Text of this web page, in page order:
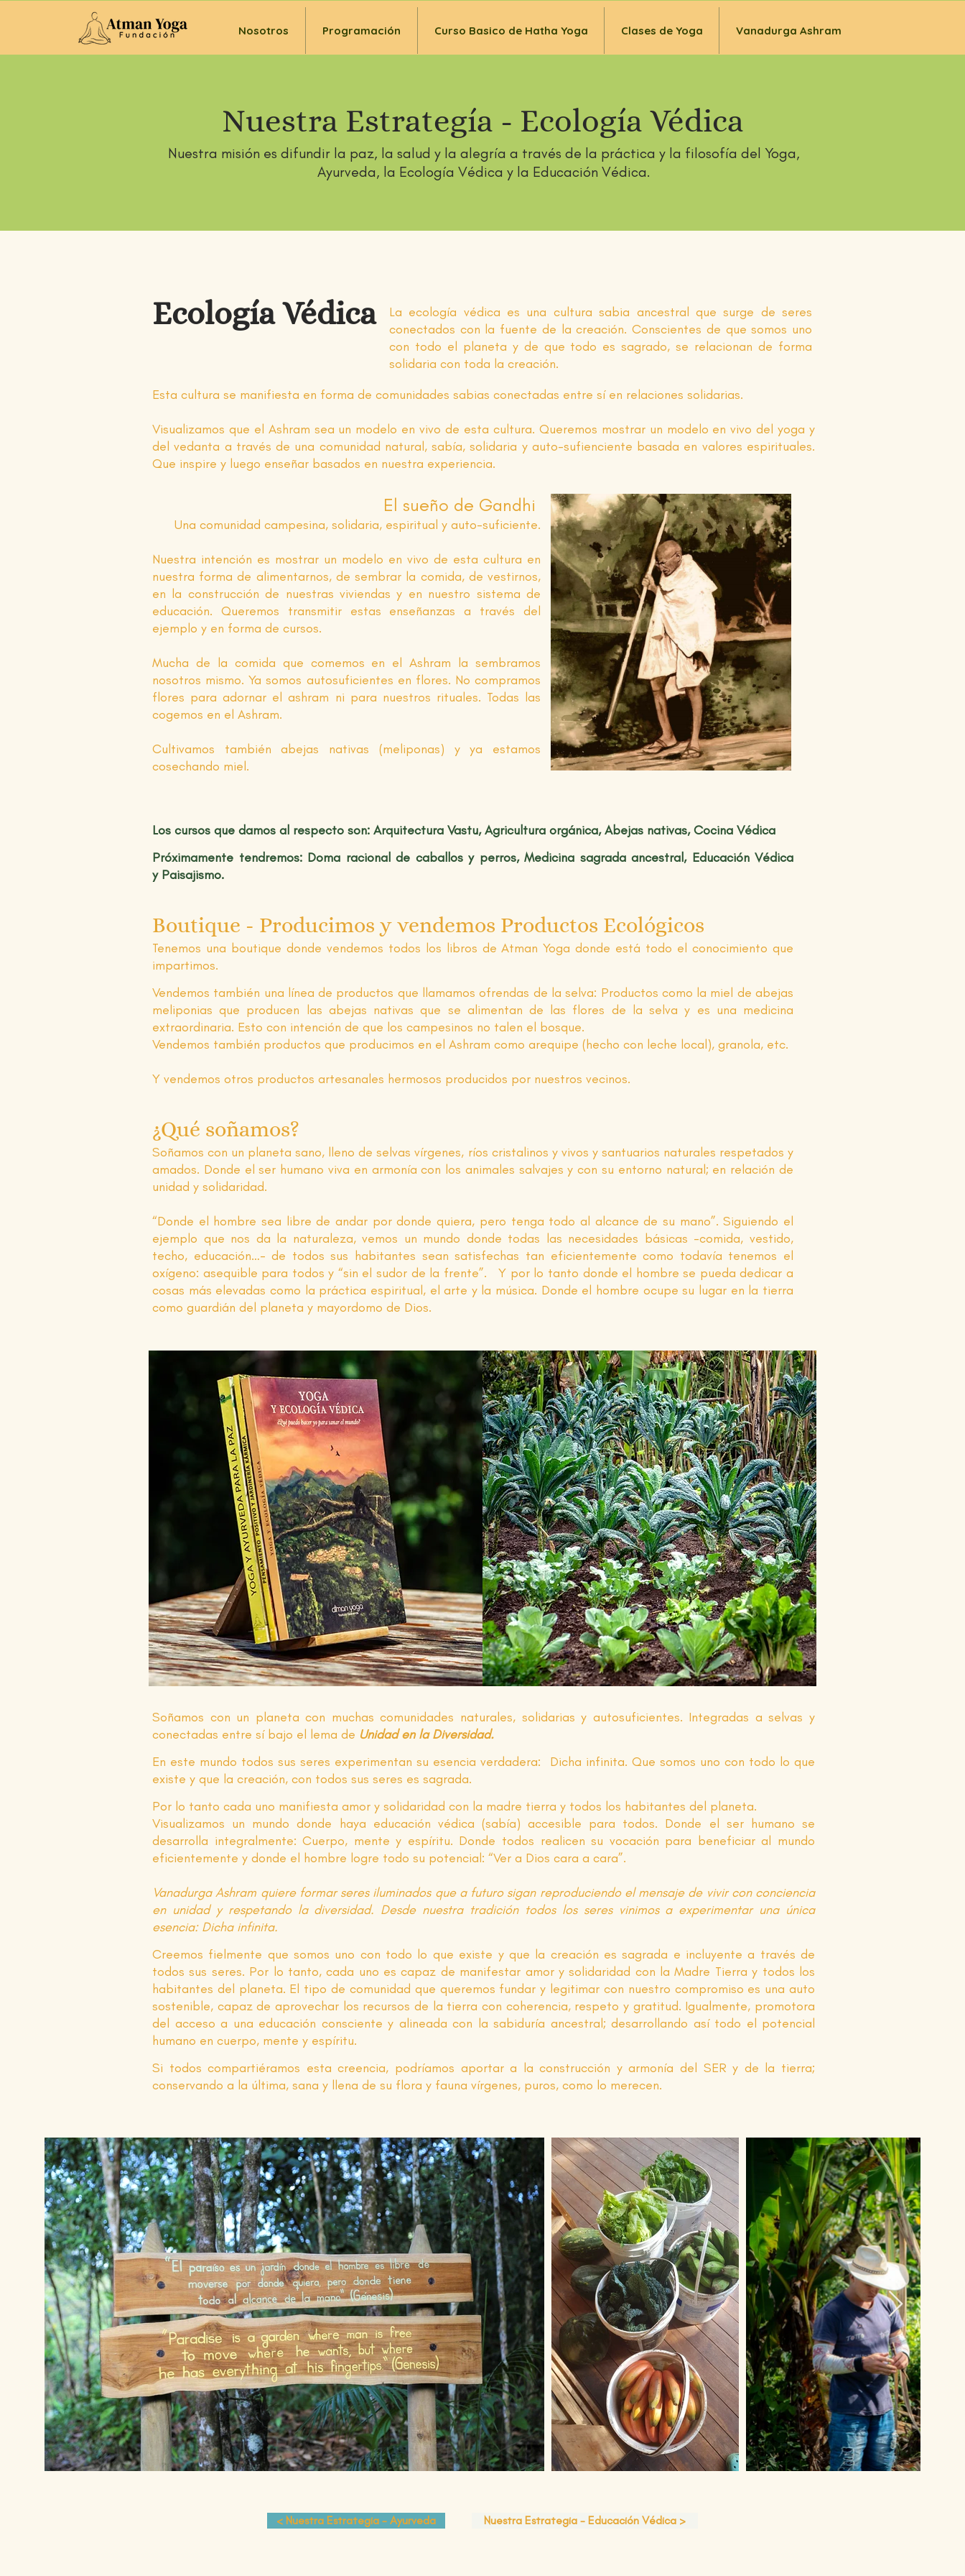
Nosotros Programación Curso Basico de Hatha Yoga Clases de Yoga Vanadurga Ashram
Nuestra Estrategía - Ecología Védica
Nuestra misión es difundir la paz, la salud y la alegría a través de la práctica y la filosofía del Yoga,
Ayurveda, la Ecología Védica y la Educación Védica.
Ecología Védica
La ecología védica es una cultura sabia ancestral que surge de seres
conectados con la fuente de la creación. Conscientes de que somos uno
con todo el planeta y de que todo es sagrado, se relacionan de forma
solidaria con toda la creación.
Esta cultura se manifiesta en forma de comunidades sabias conectadas entre sí en relaciones solidarias.
Visualizamos que el Ashram sea un modelo en vivo de esta cultura. Queremos mostrar un modelo en vivo del yoga y
del vedanta a través de una comunidad natural, sabía, solidaria y auto-sufienciente basada en valores espirituales.
Que inspire y luego enseñar basados en nuestra experiencia.
El sueño de Gandhi
Una comunidad campesina, solidaria, espiritual y auto-suficiente.
Nuestra intención es mostrar un modelo en vivo de esta cultura en
nuestra forma de alimentarnos, de sembrar la comida, de vestirnos,
en la construcción de nuestras viviendas y en nuestro sistema de
educación. Queremos transmitir estas enseñanzas a través del
ejemplo y en forma de cursos.
Mucha de la comida que comemos en el Ashram la sembramos
nosotros mismo. Ya somos autosuficientes en flores. No compramos
flores para adornar el ashram ni para nuestros rituales. Todas las
cogemos en el Ashram.
Cultivamos también abejas nativas (meliponas) y ya estamos
cosechando miel.
Los cursos que damos al respecto son: Arquitectura Vastu, Agricultura orgánica, Abejas nativas, Cocina Védica
Próximamente tendremos: Doma racional de caballos y perros, Medicina sagrada ancestral, Educación Védica
y Paisajismo.
Boutique - Producimos y vendemos Productos Ecológicos
Tenemos una boutique donde vendemos todos los libros de Atman Yoga donde está todo el conocimiento que
impartimos.
Vendemos también una línea de productos que llamamos ofrendas de la selva: Productos como la miel de abejas
meliponias que producen las abejas nativas que se alimentan de las flores de la selva y es una medicina
extraordinaria. Esto con intención de que los campesinos no talen el bosque.
Vendemos también productos que producimos en el Ashram como arequipe (hecho con leche local), granola, etc.
Y vendemos otros productos artesanales hermosos producidos por nuestros vecinos.
¿Qué soñamos?
Soñamos con un planeta sano, lleno de selvas vírgenes, ríos cristalinos y vivos y santuarios naturales respetados y
amados. Donde el ser humano viva en armonía con los animales salvajes y con su entorno natural; en relación de
unidad y solidaridad.
“Donde el hombre sea libre de andar por donde quiera, pero tenga todo al alcance de su mano”. Siguiendo el
ejemplo que nos da la naturaleza, vemos un mundo donde todas las necesidades básicas -comida, vestido,
techo, educación…- de todos sus habitantes sean satisfechas tan eficientemente como todavía tenemos el
oxígeno: asequible para todos y “sin el sudor de la frente”. Y por lo tanto donde el hombre se pueda dedicar a
cosas más elevadas como la práctica espiritual, el arte y la música. Donde el hombre ocupe su lugar en la tierra
como guardián del planeta y mayordomo de Dios.
Soñamos con un planeta con muchas comunidades naturales, solidarias y autosuficientes. Integradas a selvas y
conectadas entre sí bajo el lema de Unidad en la Diversidad.
En este mundo todos sus seres experimentan su esencia verdadera: Dicha infinita. Que somos uno con todo lo que
existe y que la creación, con todos sus seres es sagrada.
Por lo tanto cada uno manifiesta amor y solidaridad con la madre tierra y todos los habitantes del planeta.
Visualizamos un mundo donde haya educación védica (sabía) accesible para todos. Donde el ser humano se
desarrolla integralmente: Cuerpo, mente y espíritu. Donde todos realicen su vocación para beneficiar al mundo
eficientemente y donde el hombre logre todo su potencial: “Ver a Dios cara a cara”.
Vanadurga Ashram quiere formar seres iluminados que a futuro sigan reproduciendo el mensaje de vivir con conciencia
en unidad y respetando la diversidad. Desde nuestra tradición todos los seres vinimos a experimentar una única
esencia: Dicha infinita.
Creemos fielmente que somos uno con todo lo que existe y que la creación es sagrada e incluyente a través de
todos sus seres. Por lo tanto, cada uno es capaz de manifestar amor y solidaridad con la Madre Tierra y todos los
habitantes del planeta. El tipo de comunidad que queremos fundar y legitimar con nuestro compromiso es una auto
sostenible, capaz de aprovechar los recursos de la tierra con coherencia, respeto y gratitud. Igualmente, promotora
del acceso a una educación consciente y alineada con la sabiduría ancestral; desarrollando así todo el potencial
humano en cuerpo, mente y espíritu.
Si todos compartiéramos esta creencia, podríamos aportar a la construcción y armonía del SER y de la tierra;
conservando a la última, sana y llena de su flora y fauna vírgenes, puros, como lo merecen.
< Nuestra Estrategia - Ayurveda Nuestra Estrategia - Educación Védica >